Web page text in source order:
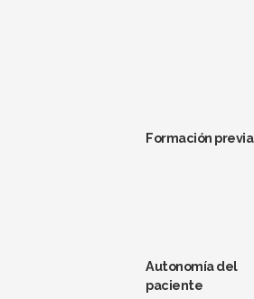
Formación previa
Autonomía del
paciente